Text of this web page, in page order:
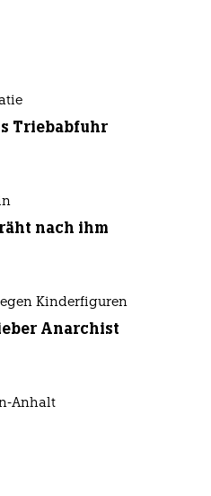
Triebabfuhr
nach ihm
Kinderfiguren
Anarchist
Anhalt